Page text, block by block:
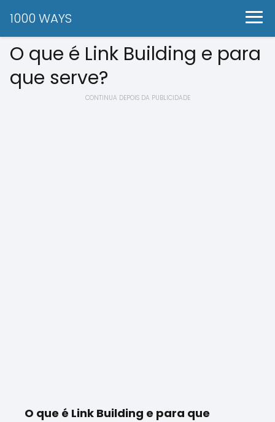
1000 WAYS
O que é Link Building e para
que serve?
CONTINUA DEPOIS DA PUBLICIDADE
O que é Link Building e para que